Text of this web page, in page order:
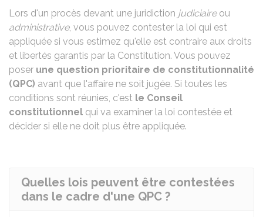
Lors d'un procès devant une juridiction judiciaireou
administrative, vous pouvez contester la loi qui est
appliquée si vous estimez qu'elle est contraire aux droits
et libertés garantis par la Constitution. Vous pouvez
poser une question prioritaire de constitutionnalité
(QPC) avant que l'affaire ne soit jugée. Si toutes les
conditions sont réunies, c'est le Conseil
constitutionnel qui va examiner la loi contestée et
décider si elle ne doit plus être appliquée.
Quelles lois peuvent être contestées
dans le cadre d'une QPC ?